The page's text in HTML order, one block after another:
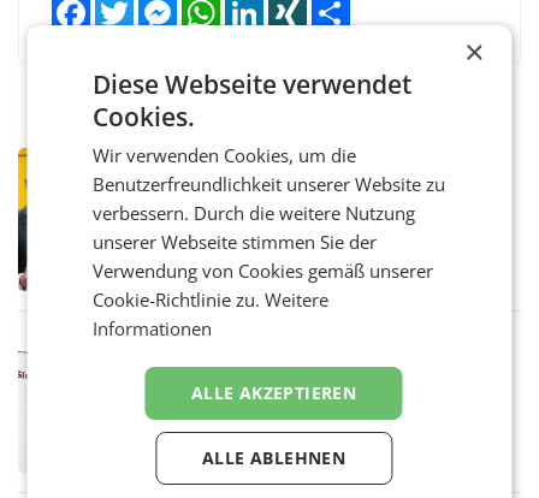
PRIMENEWS
Österreichische Post: Umsatzplus im
ersten Halbjahr trotz schwachem
Briefgeschäft
WIEN Die Österreichische Post AG hat im
ersten Halbjahr 2026 einen Konzernumsatz
von 1.544,0 Mio. EUR erwirtschaftet, was
einem Plus von 3,8 Prozent gegenüber dem
Vergleichszeitraum
MARKETING & MEDIA
ProSiebenSat.1 spart und macht
überraschend viel Gewinn
UNTERFÖHRING/MAILAND/AMSTERDAM. Der
Fernsehkonzern ProSiebenSat.1 hat im
Frühjahr dank Kostensenkungen operativ
wieder Gewinn gemacht und die
×
Diese Webseite verwendet
Cookies.
Wir verwenden Cookies, um die
Benutzerfreundlichkeit unserer Website zu
verbessern. Durch die weitere Nutzung
unserer Webseite stimmen Sie der
Verwendung von Cookies gemäß unserer
Cookie-Richtlinie zu.Weitere
Informationen
ALLE AKZEPTIEREN
ALLE ABLEHNEN